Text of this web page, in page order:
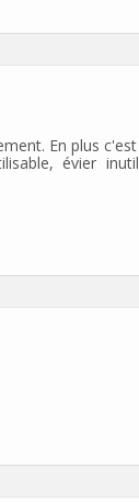
En plus
évier